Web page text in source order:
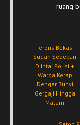
ruang
Teroris Bekasi
Sudah Sepekan
Diintai Polisi +
Warga Kerap
Dengar Bunyi
Gergaji Hingga
Malam